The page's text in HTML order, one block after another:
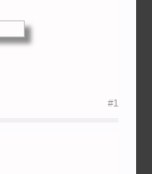
#1